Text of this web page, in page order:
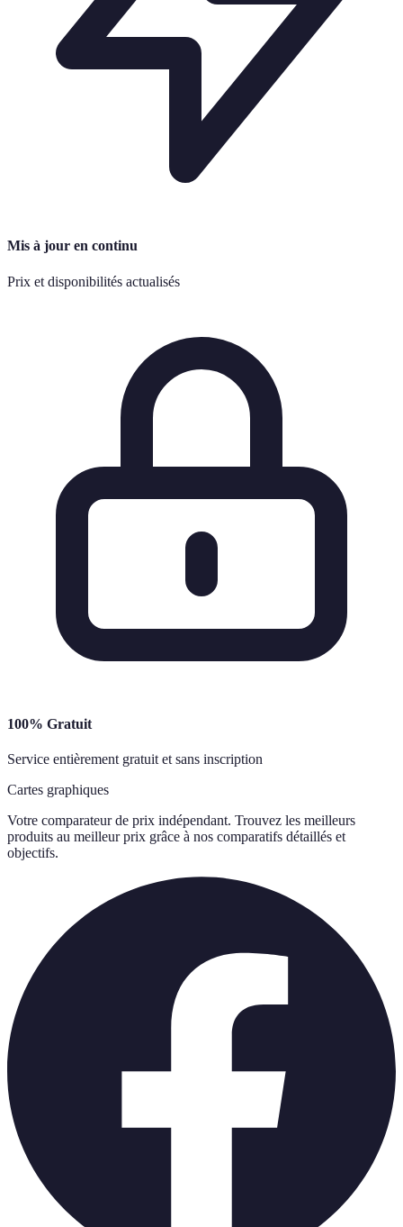
Mis à jour en continu
Prix et disponibilités actualisés
100% Gratuit
Service entièrement gratuit et sans inscription
Cartes graphiques
Votre comparateur de prix indépendant. Trouvez les meilleurs
produits au meilleur prix grâce à nos comparatifs détaillés et
objectifs.